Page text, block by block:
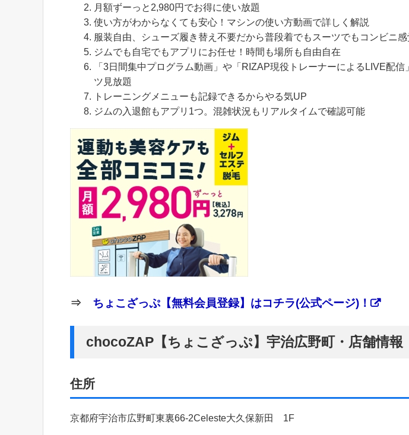
月額ずーっと2,980円でお得に使い放題
使い方がわからなくても安心！マシンの使い方動画で詳しく解説
服装自由、シューズ履き替え不要だから普段着でもスーツでもコンビニ
ジムでも自宅でもアプリにお任せ！時間も場所も自由自在
「3日間集中プログラム動画」や「RIZAP現役トレーナーによるLIVE配
ツ見放題
トレーニングメニューも記録できるからやる気UP
ジムの入退館もアプリ1つ。混雑状況もリアルタイムで確認可能
⇒ ちょこざっぷ【無料会員登録】はコチラ(公式ページ)！
chocoZAP【ちょこざっぷ】宇治広野町・店舗情報
住所
京都府宇治市広野町東裏66-2Celeste大久保新田 1F